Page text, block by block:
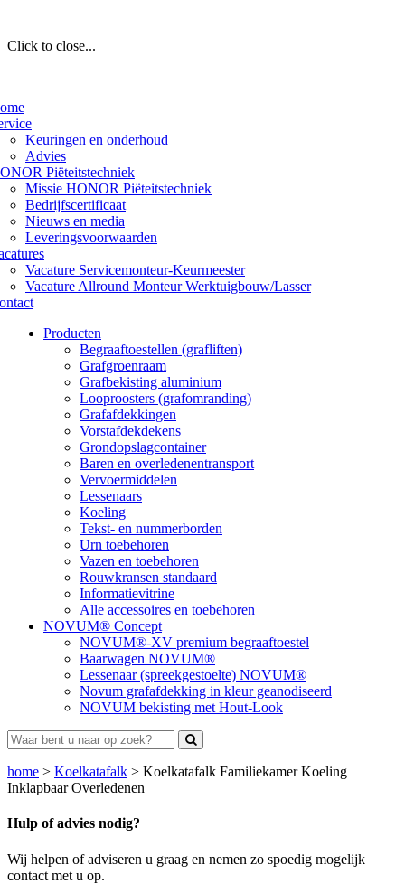
Click to close...
Keuringen en onderhoud
Advies
Piëteitstechniek
Missie HONOR Piëteitstechniek
Bedrijfscertificaat
Nieuws en media
Leveringsvoorwaarden
Vacature Servicemonteur-Keurmeester
Vacature Allround Monteur Werktuigbouw/Lasser
Producten
Begraaftoestellen (grafliften)
Grafgroenraam
Grafbekisting aluminium
Looproosters (grafomranding)
Grafafdekkingen
Vorstafdekdekens
Grondopslagcontainer
Baren en overledenentransport
Vervoermiddelen
Lessenaars
Koeling
Tekst- en nummerborden
Urn toebehoren
Vazen en toebehoren
Rouwkransen standaard
Informatievitrine
Alle accessoires en toebehoren
NOVUM® Concept
NOVUM®-XV premium begraaftoestel
Baarwagen NOVUM®
Lessenaar (spreekgestoelte) NOVUM®
Novum grafafdekking in kleur geanodiseerd
NOVUM bekisting met Hout-Look
home > Koelkatafalk > Koelkatafalk Familiekamer Koeling
Inklapbaar Overledenen
Hulp of advies nodig?
Wij helpen of adviseren u graag en nemen zo spoedig mogelijk
contact met u op.